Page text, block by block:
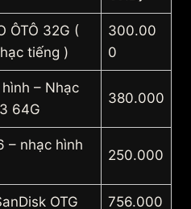
ÔTÔ 32G (
tiếng )
300.00
0
– Nhạc
64G
380.000
– nhạc hình
250.000
OTG 756.000